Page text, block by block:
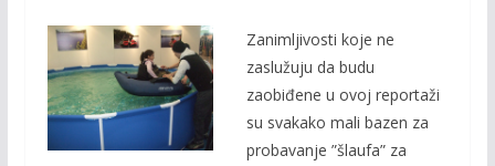
Zanimljivosti koje ne
zaslužuju da budu
zaobiđene u ovoj reportaži
su svakako mali bazen za
probavanje ”šlaufa” za